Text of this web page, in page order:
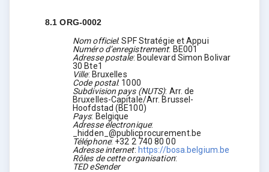
8.1ORG-0002
Nom officiel:SPF Stratégie et Appui
Numéro d’enregistrement: BE001
Adresse postale: Boulevard Simon Bolivar
30 Bte1
Ville: Bruxelles
Code postal: 1000
Subdivision pays (NUTS): Arr. de
Bruxelles-Capitale/Arr. Brussel-
Hoofdstad (BE100)
Pays: Belgique
Adresse électronique:
_hidden_@publicprocurement.be
Téléphone:+32 2 740 80 00
Adresse internet: https://bosa.belgium.be
Rôles de cette organisation:
TED eSender